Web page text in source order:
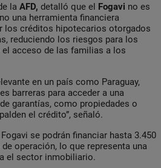
la AFD, detalló que el Fogavi no es
una herramienta financiera
los créditos hipotecarios otorgados
reduciendo los riesgos para los
acceso de las familias a los
en un país como Paraguay,
barreras para acceder a una
garantías, como propiedades o
el crédito”, señaló.
se podrán financiar hasta 3.450
operación, lo que representa una
el sector inmobiliario.